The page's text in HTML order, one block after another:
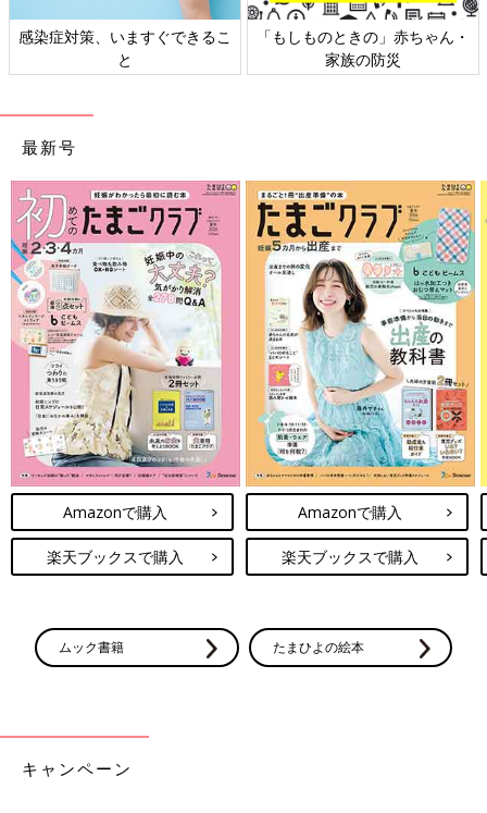
感染症対策、いますぐできるこ
と
「もしものときの」赤ちゃん・
家族の防災
最新号
Amazonで購入
楽天ブックスで購入
Amazonで購入
楽天ブックスで購入
ムック書籍 たまひよの絵本
キャンペーン